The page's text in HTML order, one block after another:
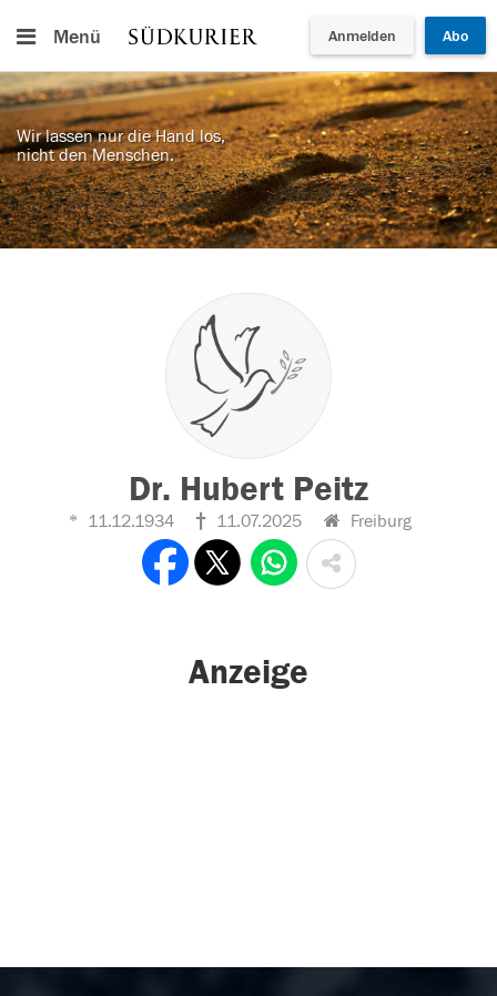
Menü Anmelden Abo
Wir lassen nur die Hand los,
nicht den Menschen.
Dr. Hubert Peitz
11.12.1934 11.07.2025 Freiburg
Anzeige